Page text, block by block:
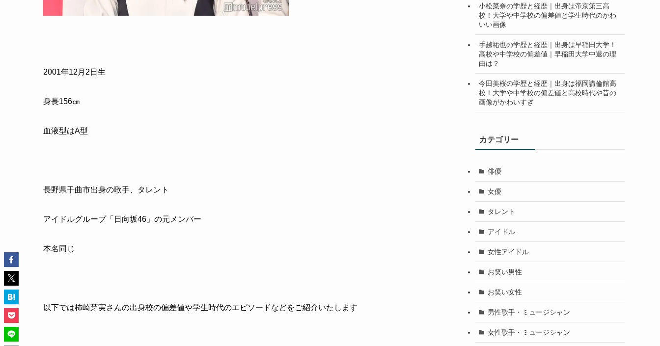
2001年12月2日生
身長156㎝
血液型はA型
長野県千曲市出身の歌手、タレント
アイドルグループ「日向坂46」の元メンバー
本名同じ
以下では柿崎芽実さんの出身校の偏差値や学生時代のエピソードなどをご紹介いたします
小松菜奈の学歴と経歴｜出身は帝京第三高
校！大学や中学校の偏差値と学生時代のかわ
いい画像
手越祐也の学歴と経歴｜出身は早稲田大学！
高校や中学校の偏差値｜早稲田大学中退の理
由は？
今田美桜の学歴と経歴｜出身は福岡講倫館高
校！大学や中学校の偏差値と高校時代や昔の
画像がかわいすぎ
カテゴリー
俳優
女優
タレント
アイドル
女性アイドル
お笑い男性
お笑い女性
男性歌手・ミュージシャン
女性歌手・ミュージシャン